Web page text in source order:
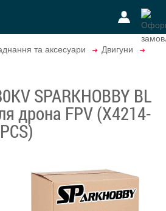
та аксесуари
Двигуни
SPARKHOBBY BL
дрона FPV (X4214-